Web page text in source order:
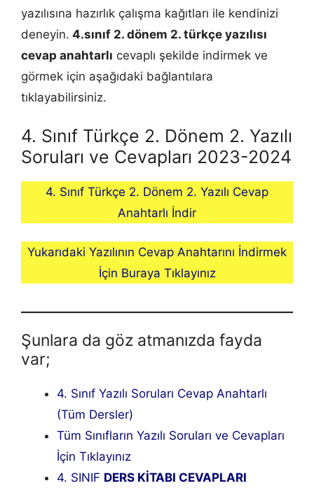
yazılısına hazırlık çalışma kağıtları ile kendinizi
deneyin. 4.sınıf 2. dönem 2. türkçe yazılısı
cevap anahtarlı cevaplı şekilde indirmek ve
görmek için aşağıdaki bağlantılara
tıklayabilirsiniz.
4. Sınıf Türkçe 2. Dönem 2. Yazılı
Soruları ve Cevapları 2023-2024
4. Sınıf Türkçe 2. Dönem 2. Yazılı Cevap
Anahtarlı İndir
Yukarıdaki Yazılının Cevap Anahtarını İndirmek
İçin Buraya Tıklayınız
Şunlara da göz atmanızda fayda
var;
4. Sınıf Yazılı Soruları Cevap Anahtarlı
(Tüm Dersler)
Tüm Sınıfların Yazılı Soruları ve Cevapları
İçin Tıklayınız
4. SINIF DERS KİTABI CEVAPLARI